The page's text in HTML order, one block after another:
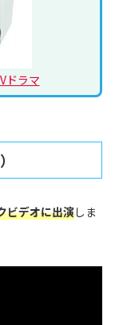
ドラマ
ビデオに出演しま